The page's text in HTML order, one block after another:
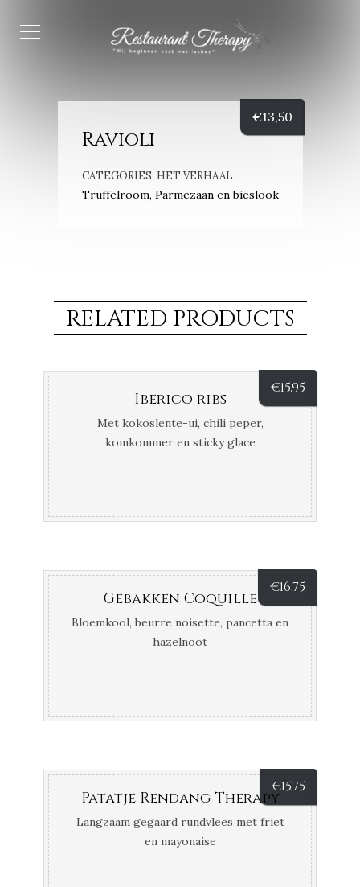
Ravioli
CATEGORIES: HET VERHAAL
Truffelroom, Parmezaan en bieslook
€13,50
RELATED PRODUCTS
€15,95
Iberico ribs
Met kokoslente-ui, chili peper,
komkommer en sticky glace
€16,75
Gebakken Coquille
Bloemkool, beurre noisette, pancetta en
hazelnoot
€15,75
Patatje Rendang Therapy
Langzaam gegaard rundvlees met friet
en mayonaise